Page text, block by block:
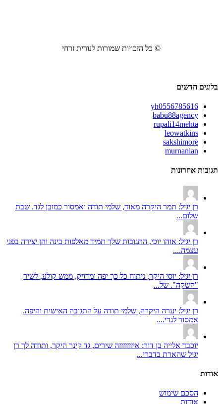
© כל הזכויות שמורות לנורית זרחי
בלוגים חדשים
yh0556785616
babu88agency
rupali14mehta
leowatkins
sakshimore
murnanian
תגובות אחרונות
רן יגיל: תמר היקרה מאוד, שלמי תודה ואמסור כמובן לגד. שבת
שלום...
רן יגיל: אוהו יוכי, התגובות שלך תמיד מאלפות בינה והן יצירה בפני
עצמה....
רן יגיל: יוסי היקר, ניתוח כל כך יפה ומדויק, ממש קולע, לשיר
"השקה". של...
רן יגיל: יערה היקרה, שלמי תודה על התגובה האישית והיפה.
אמסור לגדי....
יוכבד אלייה בן דור: איזזזזזזזה שירים, גד קינר היקר, ותודה לך רן
יגיל שהארת בדברי...
אודות
הסכם שימוש
אודות